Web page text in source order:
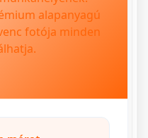
alapanyagú
fotója minden